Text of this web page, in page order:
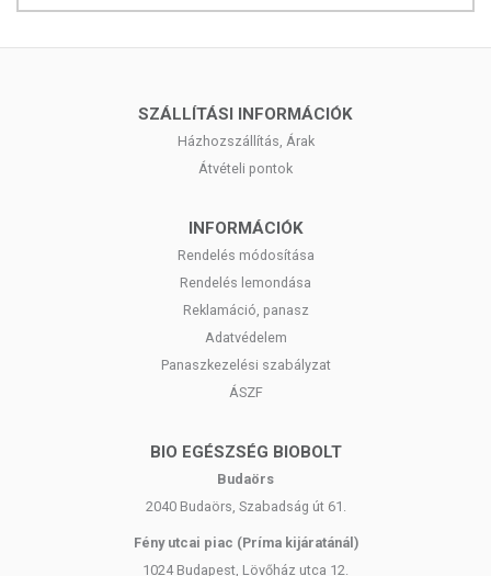
SZÁLLÍTÁSI INFORMÁCIÓK
Házhozszállítás, Árak
Átvételi pontok
INFORMÁCIÓK
Rendelés módosítása
Rendelés lemondása
Reklamáció, panasz
Adatvédelem
Panaszkezelési szabályzat
ÁSZF
BIO EGÉSZSÉG BIOBOLT
Budaörs
2040 Budaörs, Szabadság út 61.
Fény utcai piac (Príma kijáratánál)
1024 Budapest, Lövőház utca 12.